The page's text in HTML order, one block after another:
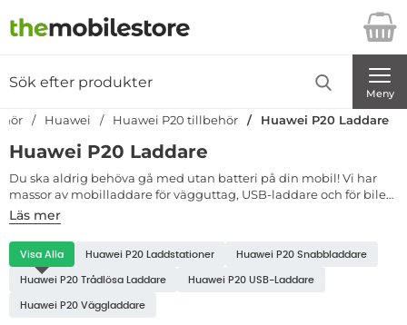
Startsidan för Danira Telecom AB
Meny
Huawei Huawei P20 tillbehör Huawei P20 Laddare
Huawei P20 Laddare
Läs mer
Du ska aldrig behöva gå med utan batteri på din mobil! Vi har
massor av mobilladdare för vägguttag, USB-laddare och för bilen.
Mobilladdaren är det mest vitala tillbehöret till din mobil, och
kanske även det tillbehöret du använder flitigast? Det är bra att
ha flera mobilladdare - en på arbetsplatsen, en i hemmet och en i
sommarstugan, därför tycker vi det är viktigt att ha prisvärda
mobilladdare med hög kvalitet. Men en mobilladdare behöver
mängder med mobilladdare i olika nyanser, former och
Underkategorier
Visa Alla
Huawei P20 LaddareHuawei P20 Laddstationer Huawei P20 Snabbladdare
Huawei P20 Trådlösa Laddare Huawei P20 USB-Laddare
Huawei P20 Väggladdare